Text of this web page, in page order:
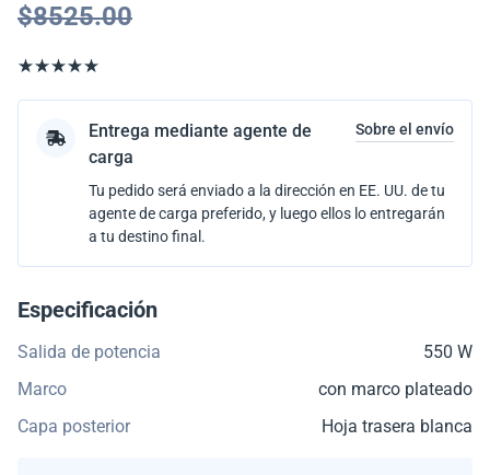
$8525.00
Entrega mediante agente de
carga
Sobre el envío
Tu pedido será enviado a la dirección en EE. UU. de tu
agente de carga preferido, y luego ellos lo entregarán
a tu destino final.
Especificación
Salida de potencia
550 W
Marco
con marco plateado
Capa posterior
Hoja trasera blanca